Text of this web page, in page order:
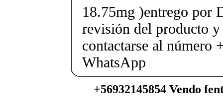
18.75mg )entrego por
revisión del producto
contactarse al número
WhatsApp
+56932145854 Vendo